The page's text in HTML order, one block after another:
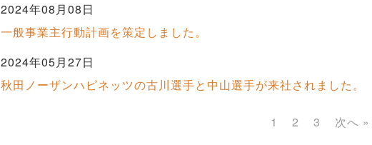
2024年08月08日
一般事業主行動計画を策定しました。
2024年05月27日
秋田ノーザンハピネッツの古川選手と中山選手が来社されました。
1 2 3 次へ »